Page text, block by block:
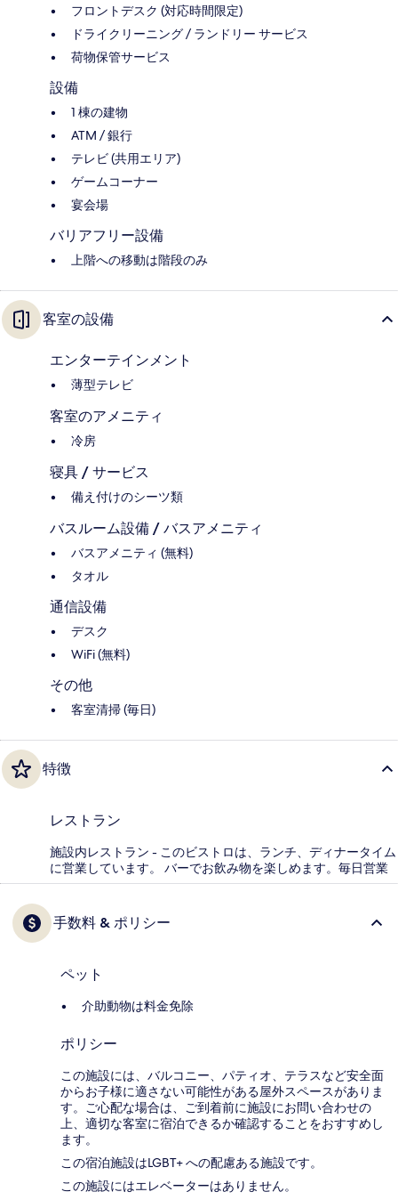
フロントデスク (対応時間限定)
ドライクリーニング / ランドリー サービス
荷物保管サービス
設備
1 棟の建物
ATM / 銀行
テレビ (共用エリア)
ゲームコーナー
宴会場
バリアフリー設備
上階への移動は階段のみ
客室の設備
エンターテインメント
薄型テレビ
客室のアメニティ
冷房
寝具 / サービス
備え付けのシーツ類
バスルーム設備 / バスアメニティ
バスアメニティ (無料)
タオル
通信設備
デスク
WiFi (無料)
その他
客室清掃 (毎日)
特徴
レストラン
施設内レストラン - このビストロは、ランチ、ディナータイム
に営業しています。 バーでお飲み物を楽しめます。毎日営業
手数料 & ポリシー
ペット
介助動物は料金免除
ポリシー
この施設には、バルコニー、パティオ、テラスなど安全面
からお子様に適さない可能性がある屋外スペースがありま
す。ご心配な場合は、ご到着前に施設にお問い合わせの
上、適切な客室に宿泊できるか確認することをおすすめし
ます。
この宿泊施設はLGBT+ への配慮ある施設です。
この施設にはエレベーターはありません。